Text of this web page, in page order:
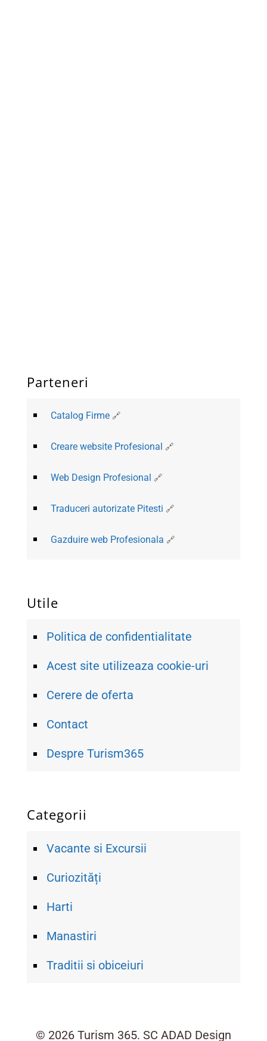
Parteneri
Catalog Firme
Creare website Profesional
Web Design Profesional
Traduceri autorizate Pitesti
Gazduire web Profesionala
Utile
Politica de confidentialitate
Acest site utilizeaza cookie-uri
Cerere de oferta
Contact
Despre Turism365
Categorii
Vacante si Excursii
Curiozități
Harti
Manastiri
Traditii si obiceiuri
© 2026 Turism 365. SC ADAD Design